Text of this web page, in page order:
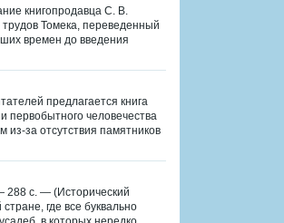
книгопродавца С. В.
Томека, переведенный
времен до введения
предлагается книга
первобытного человечества
за отсутствия памятников
288 с. — (Исторический
где все буквально